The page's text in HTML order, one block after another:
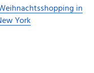
in
York